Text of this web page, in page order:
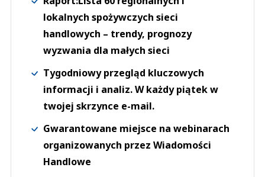
lokalnych spożywczych sieci
handlowych – trendy, prognozy
wyzwania dla małych sieci
Tygodniowy przegląd kluczowych
informacji i analiz. W każdy piątek w
twojej skrzynce e-mail.
Gwarantowane miejsce na webinarach
organizowanych przez Wiadomości
Handlowe